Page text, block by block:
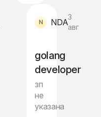
NDA
3
авг
golang
developer
зп
не
указана